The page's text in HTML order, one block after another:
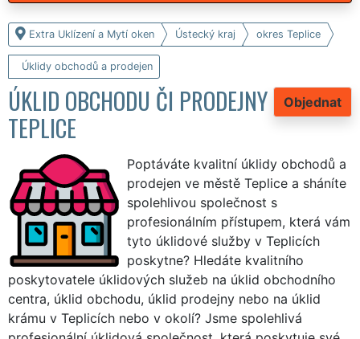
Extra Uklízení a Mytí oken Ústecký kraj okres Teplice
Úklidy obchodů a prodejen
Objednat
ÚKLID OBCHODU ČI PRODEJNY
TEPLICE
Poptáváte kvalitní úklidy obchodů a
prodejen ve městě Teplice a sháníte
spolehlivou společnost s
profesionálním přístupem, která vám
tyto úklidové služby v Teplicích
poskytne? Hledáte kvalitního
poskytovatele úklidových služeb na úklid obchodního
centra, úklid obchodu, úklid prodejny nebo na úklid
krámu v Teplicích nebo v okolí? Jsme spolehlivá